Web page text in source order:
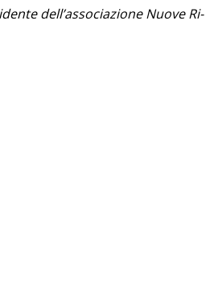
dell’associazione Nuove Ri-